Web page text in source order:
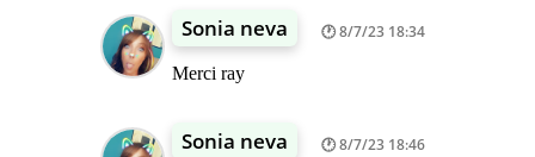
Sonia neva 8/7/23 18:34
Merci ray
Sonia neva 8/7/23 18:46